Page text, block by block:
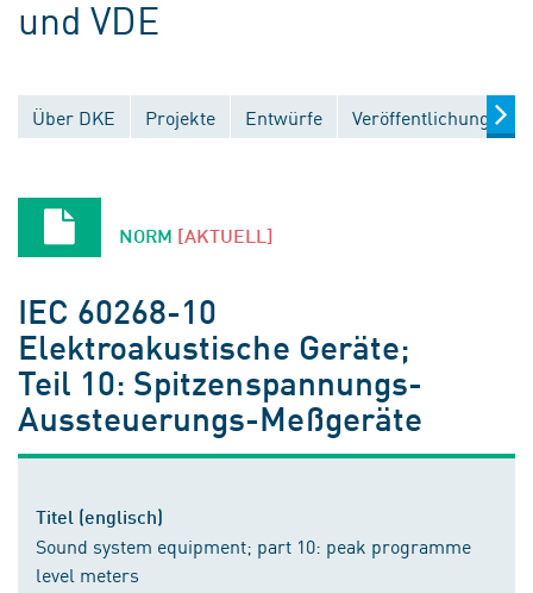
und VDE
Über DKE Projekte Entwürfe Veröffentlichungen
NORM [AKTUELL]
IEC 60268-10
Elektroakustische Geräte;
Teil 10: Spitzenspannungs-
Aussteuerungs-Meßgeräte
Titel (englisch)
Sound system equipment; part 10: peak programme
level meters